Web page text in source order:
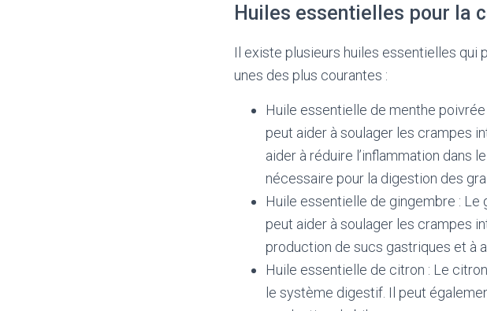
Huiles essentielles pour la
Il existe plusieurs huiles essentielles qui
unes des plus courantes :
Huile essentielle de menthe
peut aider à soulager les crampes
aider à réduire l’inflammation dans
nécessaire pour la digestion des
Huile essentielle de gingembre :
peut aider à soulager les crampes
production de sucs gastriques et à
Huile essentielle de citron : Le
le système digestif. Il peut